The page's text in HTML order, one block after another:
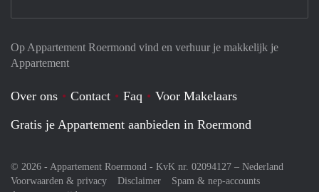
Op Appartement Roermond vind en verhuur je makkelijk je
Appartement
Over ons Contact Faq
Voor Makelaars
Gratis je Appartement aanbieden in Roermond
© 2026 - Appartement Roermond - KvK nr. 02094127 – Nederland
Voorwaarden & privacy
Disclaimer
Spam & nep-accounts